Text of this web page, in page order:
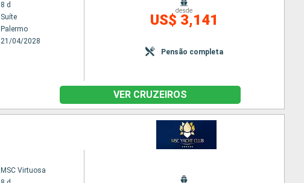
8 d
Suíte
Palermo
21/04/2028
desde
US$ 3,141
Pensão completa
VER CRUZEIROS
MSC Virtuosa